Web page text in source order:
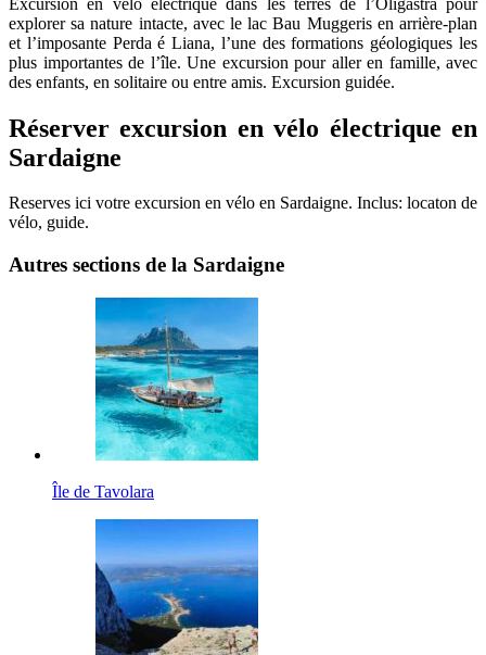
explorer sa nature intacte, avec le lac Bau Muggeris en arrière-plan
et l’imposante Perda é Liana, l’une des formations géologiques les
plus importantes de l’île. Une excursion pour aller en famille, avec
des enfants, en solitaire ou entre amis. Excursion guidée.
Réserver excursion en vélo électrique en
Sardaigne
Reserves ici votre excursion en vélo en Sardaigne. Inclus: locaton de
vélo, guide.
Autres sections de la Sardaigne
Île de Tavolara